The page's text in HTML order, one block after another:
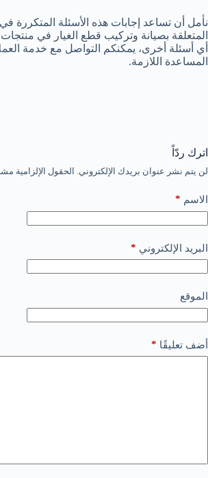
نأمل أن تساعد إجابات هذه الأسئلة المتكررة
المتعلقة بصيانة وتركيب قطع الغيار في
أي أسئلة أخرى، يمكنكم التواصل مع خدمة
المساعدة اللازمة.
اترك ردّاً
لن يتم نشر عنوان بريدك الإلكتروني. الحقول الإلزامية
الاسم *
البريد الإلكتروني *
الموقع
أضف تعليقًا *